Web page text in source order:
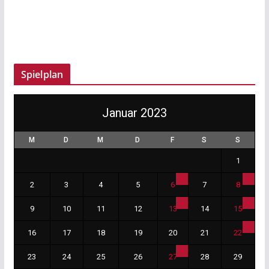
Spielplan
Januar 2023
M D M D F S S
1
2 3 4 5 6 7 8
9 10 11 12 13 14 15
16 17 18 19 20 21 22
23 24 25 26 27 28 29